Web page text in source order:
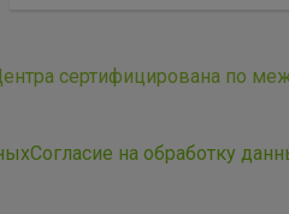
сертифицирована по
Согласие на обработку